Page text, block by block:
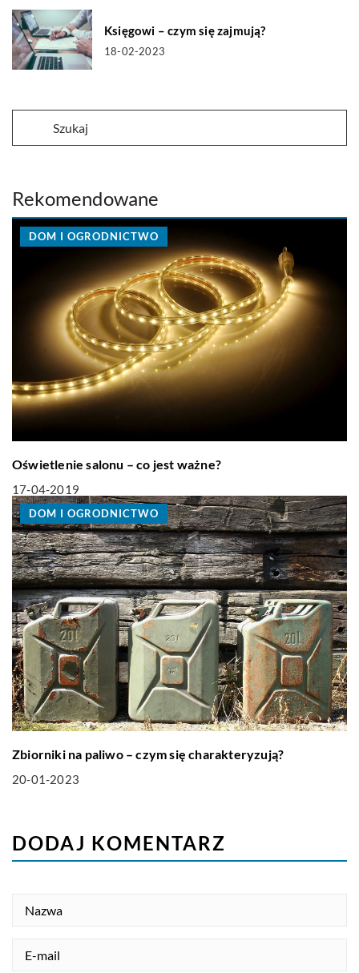
Księgowi – czym się zajmują?
18-02-2023
Rekomendowane
DOM I OGRODNICTWO
Oświetlenie salonu – co jest ważne?
17-04-2019
DOM I OGRODNICTWO
Zbiorniki na paliwo – czym się charakteryzują?
20-01-2023
DODAJ KOMENTARZ